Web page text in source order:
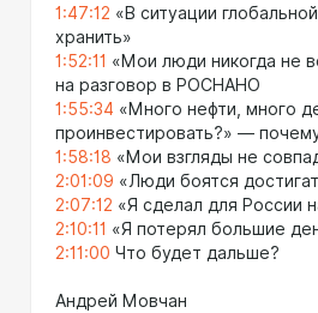
1:47:12 «В ситуации
хранить»
1:52:11 «Мои люди никогда не
на разговор в РОСНАНО
1:55:34 «Много нефти, много
проинвестировать?» —
1:58:18 «Мои взгляды не
2:01:09 «Люди боятся
2:07:12 «Я сделал для России
2:10:11 «Я потерял большие
2:11:00 Что будет дальше?
Андрей Мовчан